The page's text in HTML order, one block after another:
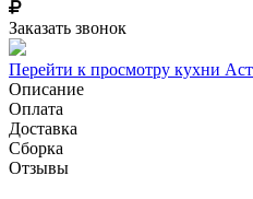
Заказать звонок
Перейти к просмотру кухни
Описание
Оплата
Доставка
Сборка
Отзывы